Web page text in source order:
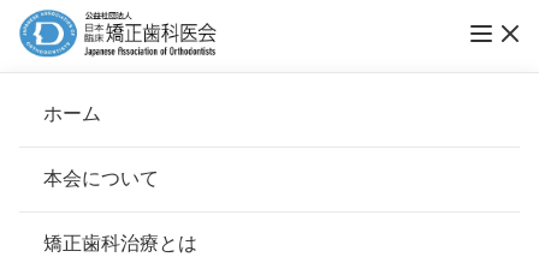
ホーム
本会について
会長挨拶
矯正歯科治療とは
vol.34 素敵な笑顔にまっしぐら！「第19回ブ
レーススマイルコンテスト」表彰式レポート
ブレーススマイルコンテスト